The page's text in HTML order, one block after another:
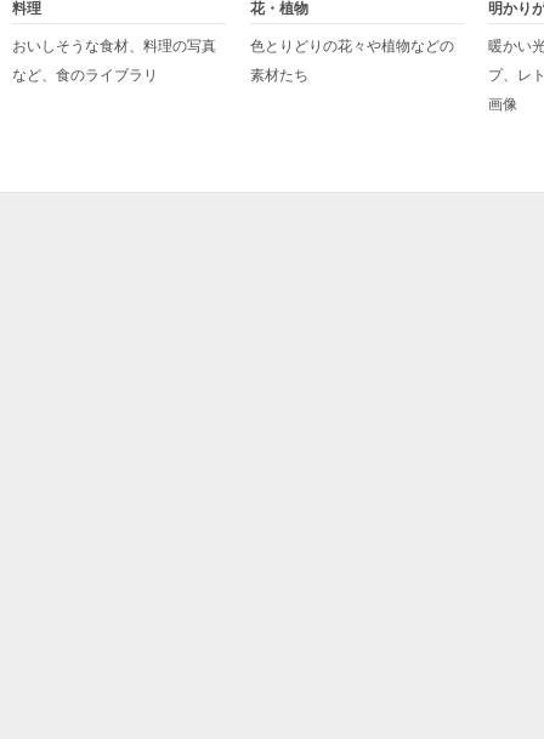
料理
おいしそうな食材、料理の写真
など、食のライブラリ
花・植物
色とりどりの花々や植物などの
素材たち
明かり
暖かい
プ、レ
画像